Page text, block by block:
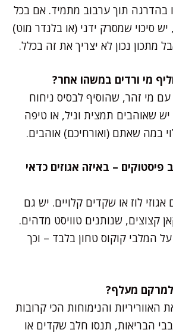
בהדרגה תוך ערבוב מתמיד. אם בכל
סיכוי שמסרק ידני (או בלנדר מוט)
מתכון נכון לא יצריך את זה בכלל.
מי זהר, שהוסיף לבסיס ניחוח
יש שאוהבים תמצית וניל, או טיפה
במה שאתם (ואורחיכם) אוהבים.
פיסטוקים – באיזה אגוזים כדאי
לוז או שקדים קלויים. יש גם
קצוצים, שנותנים טוויסט מדהים.
המלבי קוקוס טחון בלבד – וכך
3% נותן את האווריריות והנימוחות הכי קרובות
הבריאות, תנסו חלב שקדים או